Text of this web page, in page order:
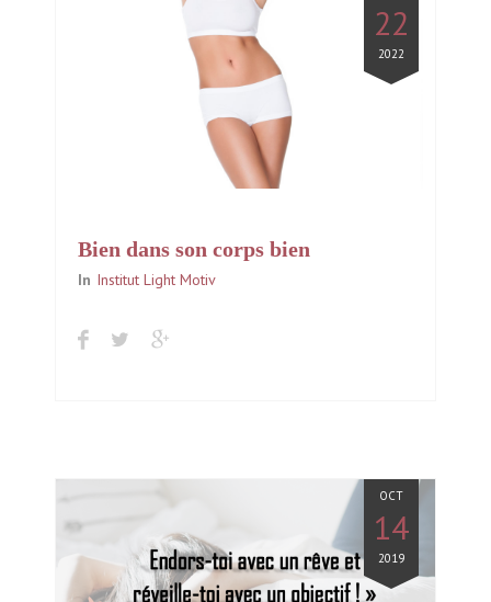
22
2022
Bien dans son corps bien
dans sa tête!
In Institut Light Motiv
OCT
14
2019